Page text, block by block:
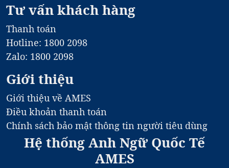
Tư vấn khách hàng
Thanh toán
Hotline: 1800 2098
Zalo: 1800 2098
Giới thiệu
Giới thiệu về AMES
Điều khoản thanh toán
Chính sách bảo mật thông tin người tiêu dùng
Hệ thống Anh Ngữ Quốc Tế
AMES